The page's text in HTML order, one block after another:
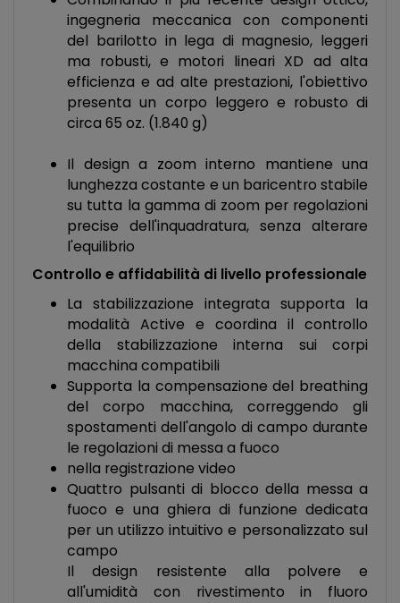
ingegneria meccanica con componenti
del barilotto in lega di magnesio, leggeri
ma robusti, e motori lineari XD ad alta
efficienza e ad alte prestazioni, l'obiettivo
presenta un corpo leggero e robusto di
circa 65 oz. (1.840 g)
Il design a zoom interno mantiene una
lunghezza costante e un baricentro stabile
su tutta la gamma di zoom per regolazioni
precise dell'inquadratura, senza alterare
l'equilibrio
Controllo e affidabilità di livello professionale
La stabilizzazione integrata supporta la
modalità Active e coordina il controllo
della stabilizzazione interna sui corpi
macchina compatibili
Supporta la compensazione del breathing
del corpo macchina, correggendo gli
spostamenti dell'angolo di campo durante
le regolazioni di messa a fuoco
nella registrazione video
Quattro pulsanti di blocco della messa a
fuoco e una ghiera di funzione dedicata
per un utilizzo intuitivo e personalizzato sul
campo
Il design resistente alla polvere e
all'umidità con rivestimento in fluoro